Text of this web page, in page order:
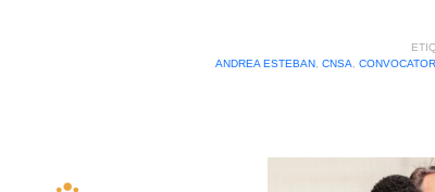
ANDREA ESTEBAN, CNSA